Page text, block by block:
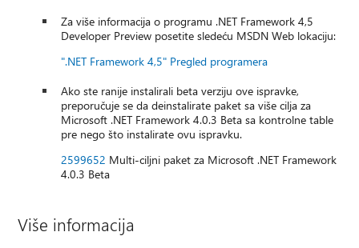
Za više informacija o programu .NET Framework 4,5
Developer Preview posetite sledeću MSDN Web lokaciju:
".NET Framework 4,5" Pregled programera
Ako ste ranije instalirali beta verziju ove ispravke,
preporučuje se da deinstalirate paket sa više cilja za
Microsoft .NET Framework 4.0.3 Beta sa kontrolne table
pre nego što instalirate ovu ispravku.
2599652 Multi-ciljni paket za Microsoft .NET Framework
4.0.3 Beta
Više informacija